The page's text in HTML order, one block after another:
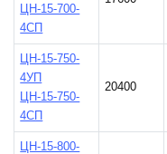
ЦН-15-700-
4СП
ЦН-15-750-
4УП
ЦН-15-750-
4СП
20400
ЦН-15-800-